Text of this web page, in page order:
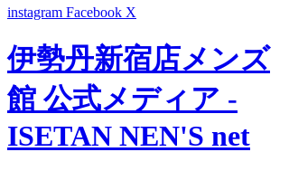
instagram Facebook X
伊勢丹新宿店メンズ
館 公式メディア -
ISETAN NEN'S net